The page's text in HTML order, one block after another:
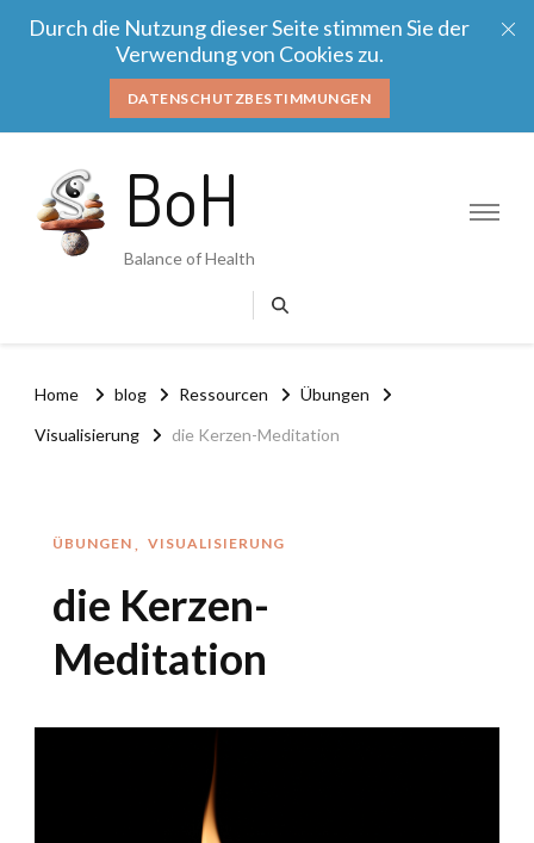
Durch die Nutzung dieser Seite stimmen Sie der
Verwendung von Cookies zu.
DATENSCHUTZBESTIMMUNGEN
BoH
Balance of Health
Home blog Ressourcen Übungen
Visualisierung die Kerzen-Meditation
ÜBUNGEN VISUALISIERUNG
die Kerzen-
Meditation